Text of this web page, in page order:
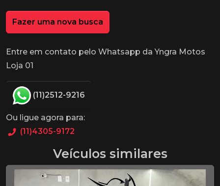
Fazer uma nova busca
Entre em contato pelo Whatsapp da Yngra Motos
Loja 01
(11)2512-9216
Ou ligue agora para:
(11)4305-9172
Veículos similares